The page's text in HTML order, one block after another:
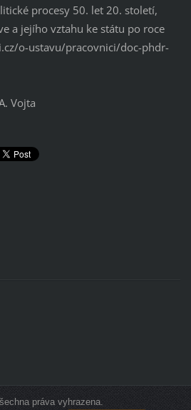
procesy 50. let 20. století,
a jejího vztahu ke státu po roce
o-ustavu/pracovnici/doc-phdr-
Vojta
práva vyhrazena.